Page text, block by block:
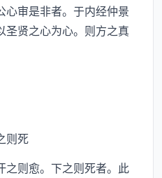
心审是非者。于内经仲景
圣贤之心为心。则方之真
则死
则愈。下之则死者。此